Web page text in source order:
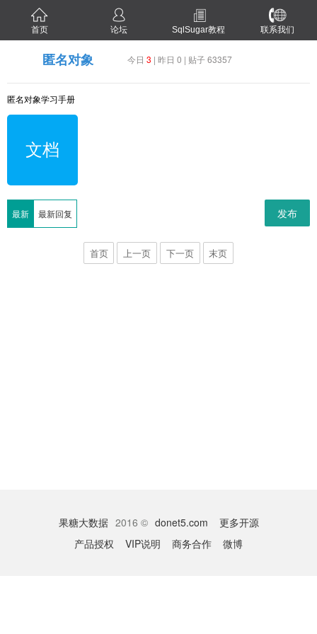
首页 论坛 SqlSugar教程 联系我们
匿名对象 今日 3 | 昨日 0 | 贴子 63357
匿名对象学习手册
文档
最新 最新回复 发布
首页 上一页 下一页 末页
果糖大数据 2016 © donet5.com
更多开源
产品授权
VIP说明 商务合作 微博